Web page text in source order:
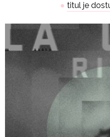
● titul je